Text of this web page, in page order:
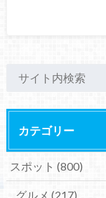
カテゴリー
スポット (800)
グルメ (217)